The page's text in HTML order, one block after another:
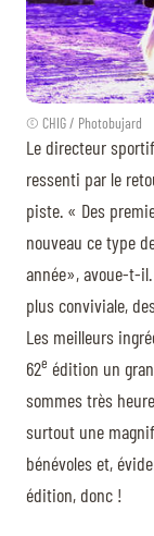
© CHIG / Photobujard
Le directeur
ressenti par le
piste. « Des
nouveau ce type
année», avoue-t-
plus conviviale,
Les meilleurs
62e édition un
sommes très
surtout une
bénévoles et,
édition, donc !